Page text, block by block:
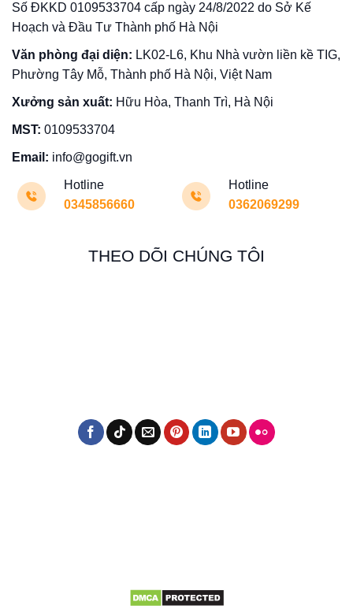
Số ĐKKD 0109533704 cấp ngày 24/8/2022 do Sở Kế
Hoạch và Đầu Tư Thành phố Hà Nội
Văn phòng đại diện: LK02-L6, Khu Nhà vườn liền kề TIG,
Phường Tây Mỗ, Thành phố Hà Nội, Việt Nam
Xưởng sản xuất: Hữu Hòa, Thanh Trì, Hà Nội
MST: 0109533704
Email: info@gogift.vn
Hotline
0345856660
Hotline
0362069299
THEO DÕI CHÚNG TÔI